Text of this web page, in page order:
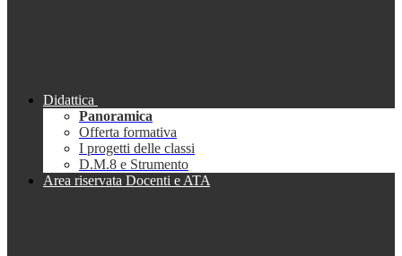
Didattica
Panoramica
Offerta formativa
I progetti delle classi
D.M.8 e Strumento
Area riservata Docenti e ATA